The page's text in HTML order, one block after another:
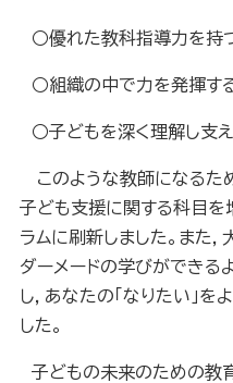
○優れた教科指導力を持
○組織の中で力を発揮す
○子どもを深く理解し支
このような教師になるため
子ども支援に関する科目を
ラムに刷新しました。また
ダーメードの学びができる
し，あなたの「なりたい」
した。
子どもの未来のための教